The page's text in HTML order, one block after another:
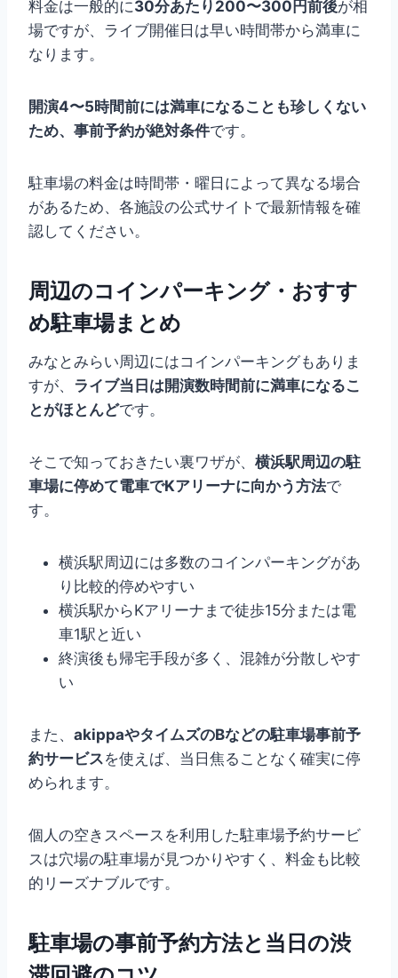
料金は一般的に30分あたり200〜300円前後が相
場ですが、ライブ開催日は早い時間帯から満車に
なります。
開演4〜5時間前には満車になることも珍しくない
ため、事前予約が絶対条件です。
駐車場の料金は時間帯・曜日によって異なる場合
があるため、各施設の公式サイトで最新情報を確
認してください。
周辺のコインパーキング・おすす
め駐車場まとめ
みなとみらい周辺にはコインパーキングもありま
すが、 ライブ当日は開演数時間前に満車になるこ
とがほとんどです。
そこで知っておきたい裏ワザが、 横浜駅周辺の駐
車場に停めて電車でKアリーナに向かう方法で
す。
横浜駅周辺には多数のコインパーキングがあ
り比較的停めやすい
横浜駅からKアリーナまで徒歩15分または電
車1駅と近い
終演後も帰宅手段が多く、混雑が分散しやす
い
また、 akippaやタイムズのBなどの駐車場事前予
約サービスを使えば、当日焦ることなく確実に停
められます。
個人の空きスペースを利用した駐車場予約サービ
スは穴場の駐車場が見つかりやすく、料金も比較
的リーズナブルです。
駐車場の事前予約方法と当日の渋